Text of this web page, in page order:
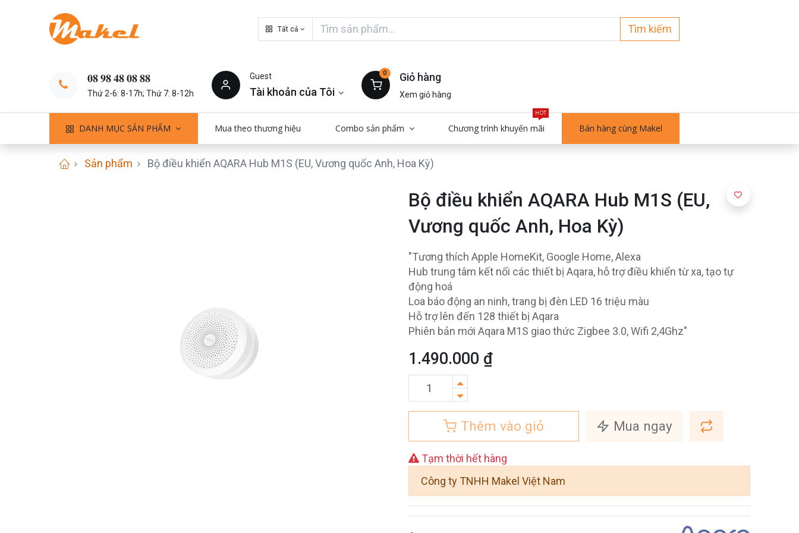
Tất cả Tìm kiếm
𝟎𝟖 𝟗𝟖 𝟒𝟖 𝟎𝟖 𝟖𝟖
Thứ 2-6: 8-17h; Thứ 7: 8-12h
Guest
Tài khoản của Tôi
0 Giỏ hàng
Xem giỏ hàng
DANH MỤC SẢN PHẨM Mua theo thương hiệu Combo sản phẩm Chương trình khuyến mãi
HOT
Bán hàng cùng Makel
Sản phẩm Bộ điều khiển AQARA Hub M1S (EU, Vương quốc Anh, Hoa Kỳ)
Bộ điều khiển AQARA Hub M1S (EU,
Vương quốc Anh, Hoa Kỳ)
"Tương thích Apple HomeKit, Google Home, Alexa
Hub trung tâm kết nối các thiết bị Aqara, hỗ trợ điều khiển từ xa, tạo tự
động hoá
Loa báo động an ninh, trang bị đèn LED 16 triệu màu
Hỗ trợ lên đến 128 thiết bị Aqara
Phiên bản mới Aqara M1S giao thức Zigbee 3.0, Wifi 2,4Ghz"
1.490.000 ₫
Thêm vào giỏ Mua ngay
Tạm thời hết hàng
Công ty TNHH Makel Việt Nam